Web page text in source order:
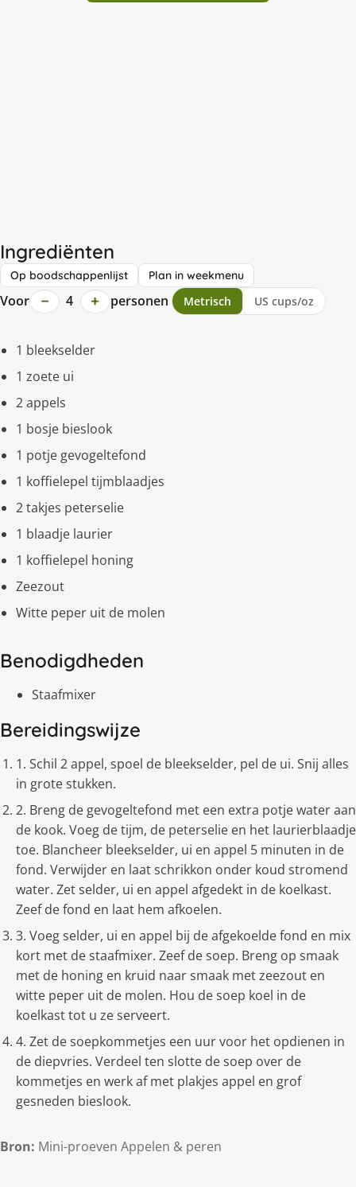
Ingrediënten
Op boodschappenlijst Plan in weekmenu
Voor − 4 + personen Metrisch US cups/oz
1 bleekselder
1 zoete ui
2 appels
1 bosje bieslook
1 potje gevogeltefond
1 koffielepel tijmblaadjes
2 takjes peterselie
1 blaadje laurier
1 koffielepel honing
Zeezout
Witte peper uit de molen
Benodigdheden
Staafmixer
Bereidingswijze
1. Schil 2 appel, spoel de bleekselder, pel de ui. Snij alles
in grote stukken.
2. Breng de gevogeltefond met een extra potje water aan
de kook. Voeg de tijm, de peterselie en het laurierblaadje
toe. Blancheer bleekselder, ui en appel 5 minuten in de
fond. Verwijder en laat schrikkon onder koud stromend
water. Zet selder, ui en appel afgedekt in de koelkast.
Zeef de fond en laat hem afkoelen.
3. Voeg selder, ui en appel bij de afgekoelde fond en mix
kort met de staafmixer. Zeef de soep. Breng op smaak
met de honing en kruid naar smaak met zeezout en
witte peper uit de molen. Hou de soep koel in de
koelkast tot u ze serveert.
4. Zet de soepkommetjes een uur voor het opdienen in
de diepvries. Verdeel ten slotte de soep over de
kommetjes en werk af met plakjes appel en grof
gesneden bieslook.
Bron: Mini-proeven Appelen & peren